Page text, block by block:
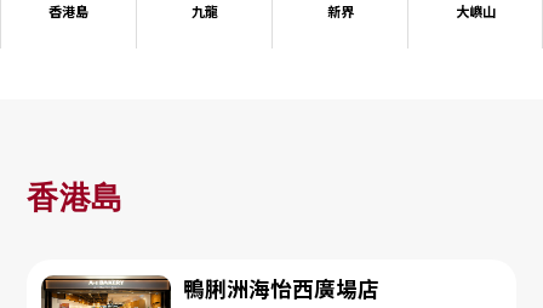
香港島 九龍 新界 大嶼山
香港島
鴨脷洲海怡西廣場店